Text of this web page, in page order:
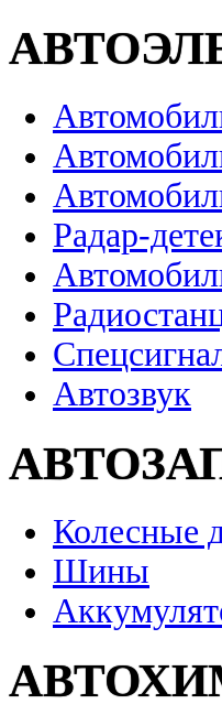
Радар-
Автозвук
Колесные
Шины